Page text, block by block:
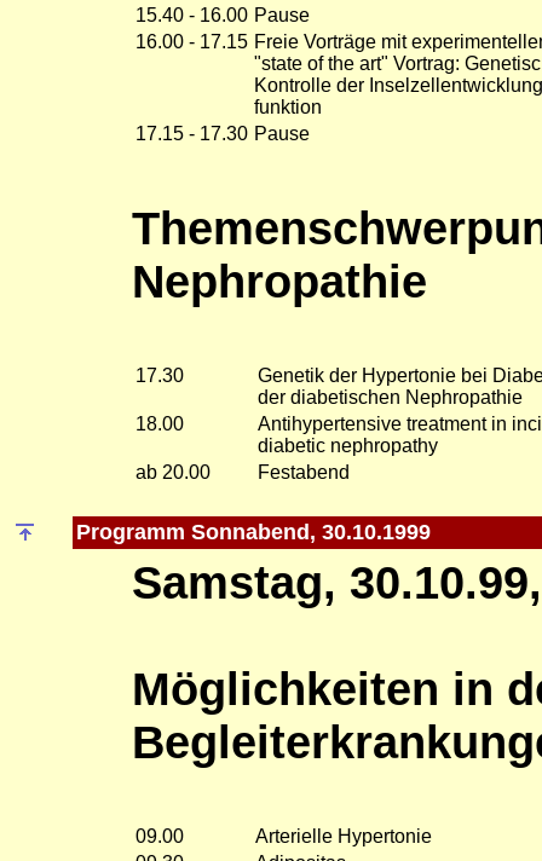
15.40 - 16.00 Pause
16.00 - 17.15 Freie Vorträge mit
"state of the art" Vortrag:
Kontrolle der
funktion
17.15 - 17.30 Pause
Nephropathie
17.30
Genetik der Hypertonie bei
der diabetischen Nephropathie
18.00
Antihypertensive treatment in
diabetic nephropathy
ab 20.00
Festabend
Programm Sonnabend, 30.10.1999
Samstag,
Möglichkeiten in
09.00
Arterielle Hypertonie